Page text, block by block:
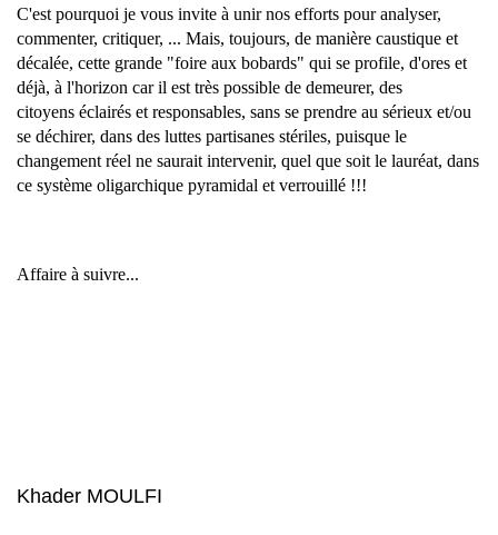
C'est pourquoi je vous invite à unir nos efforts pour analyser,
commenter, critiquer, ... Mais, toujours, de manière caustique et
décalée, cette grande "foire aux bobards" qui se profile, d'ores et
déjà, à l'horizon car il est très possible de demeurer, des
citoyens éclairés et responsables, sans se prendre au sérieux et/ou
se déchirer, dans des luttes partisanes stériles, puisque le
changement réel ne saurait intervenir, quel que soit le lauréat, dans
ce système oligarchique pyramidal et verrouillé !!!
Affaire à suivre...
Khader MOULFI